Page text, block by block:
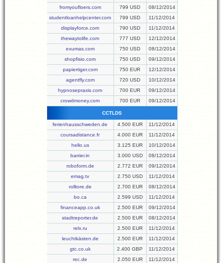
fromyoufloers.com
799 USD
08/12/2014
studentloanhelpcenter.com
799 USD
11/12/2014
displayforce.com
790 USD
11/12/2014
thewaytolife.com
777 USD
12/12/2014
exumas.com
750 USD
08/12/2014
shopfisio.com
750 USD
09/12/2014
papiertiger.com
750 EUR
12/12/2014
agentfly.com
720 USD
10/12/2014
hypnosepraxis.com
700 EUR
09/12/2014
crowdmoney.com
700 EUR 09/12/2014
CCTLDS
ferienhausschweden.de 4.500 EUR
11/12/2014
coursadistance.fr
4.000 EUR
11/12/2014
hello.us
3.125 EUR
10/12/2014
barrier.in
3.000 USD
08/12/2014
roboform.de
2.772 EUR
09/12/2014
emag.tv
2.750 USD
11/12/2014
rolltore.de
2.700 EUR
08/12/2014
bo.ca
2.599 USD
11/12/2014
financeapp.co.uk
2.500 EUR
09/12/2014
stadtreporter.de
2.500 EUR
08/12/2014
relx.ru
2.500 EUR
11/12/2014
leuchtkästen.de
2.500 EUR
11/12/2014
gtc.co.uk
2.400 GBP
11/12/2014
rec.de
2.050 EUR
11/12/2014